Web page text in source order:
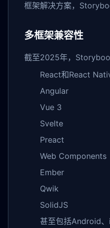
框架解决方案，
多框架兼容性
截至2025年，
React和React
Angular
Vue 3
Svelte
Preact
Web Components
Ember
Qwik
SolidJS
甚至包括Android